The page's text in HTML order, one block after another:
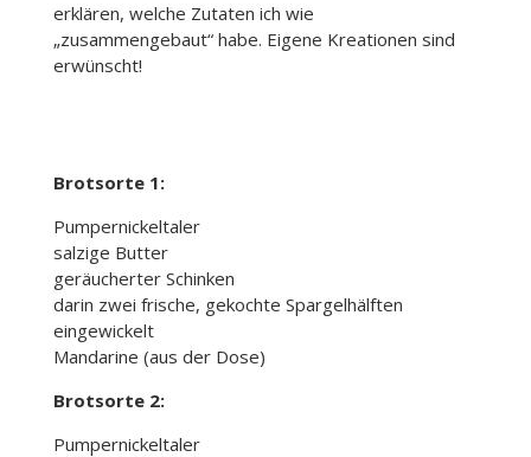
erklären, welche Zutaten ich wie
„zusammengebaut“ habe. Eigene Kreationen sind
erwünscht!
Brotsorte 1:
Pumpernickeltaler
salzige Butter
geräucherter Schinken
darin zwei frische, gekochte Spargelhälften
eingewickelt
Mandarine (aus der Dose)
Brotsorte 2:
Pumpernickeltaler